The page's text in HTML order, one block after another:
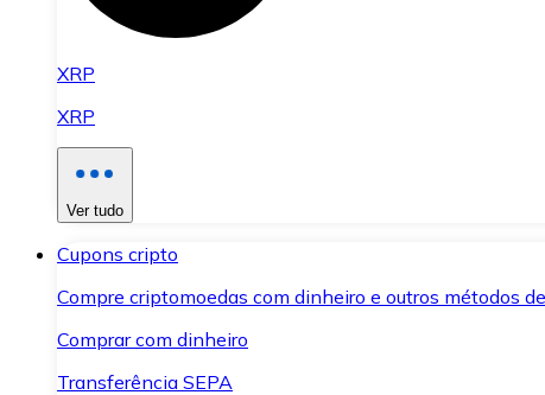
XRP
XRP
Ver tudo
Cupons cripto
Compre criptomoedas com dinheiro e outros métodos
Comprar com dinheiro
Transferência SEPA